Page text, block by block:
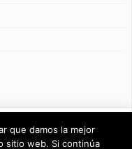
DE PRIVACIDAD
que damos la mejor
sitio web. Si continúa